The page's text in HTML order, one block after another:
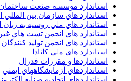
استاندارد موسسه صنعت ساختمان
استاندارد هاي سازمان بين المللي
استاندارد هاي ملي روسيه به زبان
استاندارد های انجمن تست هاي
استاندارد های انجمن توليد
استاندارد های ملی کانادا
استانداردها و مقررات فدرال
استانداردهاي آزمايشگاههاي ايمني
استانداردهاي اتحاديه صنايع